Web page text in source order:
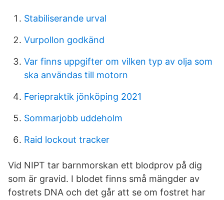
Stabiliserande urval
Vurpollon godkänd
Var finns uppgifter om vilken typ av olja som
ska användas till motorn
Feriepraktik jönköping 2021
Sommarjobb uddeholm
Raid lockout tracker
Vid NIPT tar barnmorskan ett blodprov på dig
som är gravid. I blodet finns små mängder av
fostrets DNA och det går att se om fostret har